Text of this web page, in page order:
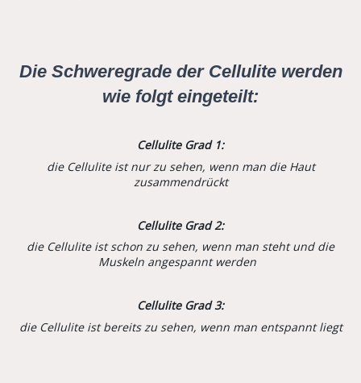
Die Schweregrade der Cellulite werden
wie folgt eingeteilt:
Cellulite Grad 1:
die Cellulite ist nur zu sehen, wenn man die Haut
zusammendrückt
Cellulite Grad 2:
die Cellulite ist schon zu sehen, wenn man steht und die
Muskeln angespannt werden
Cellulite Grad 3:
die Cellulite ist bereits zu sehen, wenn man entspannt liegt